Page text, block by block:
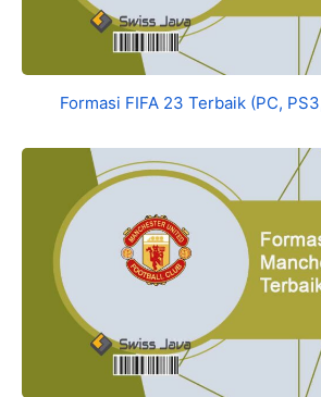
Formasi FIFA 23 Terbaik (PC,